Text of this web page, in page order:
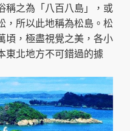
稱之為 「八百八島」，或
，所以此地稱為松島。松
頃 ，極盡視覺之美，各小
東北地方不可錯過的據